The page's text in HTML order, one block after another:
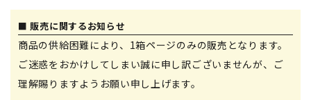
■ 販売に関するお知らせ
商品の供給困難により、1箱ページのみの販売となります。
ご迷惑をおかけしてしまい誠に申し訳ございませんが、ご
理解賜りますようお願い申し上げます。